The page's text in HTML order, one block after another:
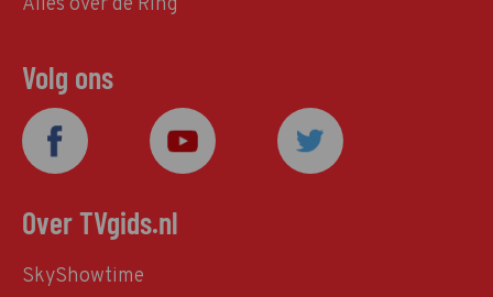
Volg ons
Over TVgids.nl
SkyShowtime